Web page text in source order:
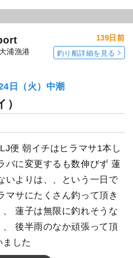
浦漁港
139日前
釣り船詳細を見る
日（火）中潮
）
便 朝イチはヒラマサ1本し
バに変更するも数伸びず 蓮
いよりは、、という一日で
マサにたくさん釣って頂き
、 蓮子は無限に釣れそうな
後半雨のなか頑張って頂
ました